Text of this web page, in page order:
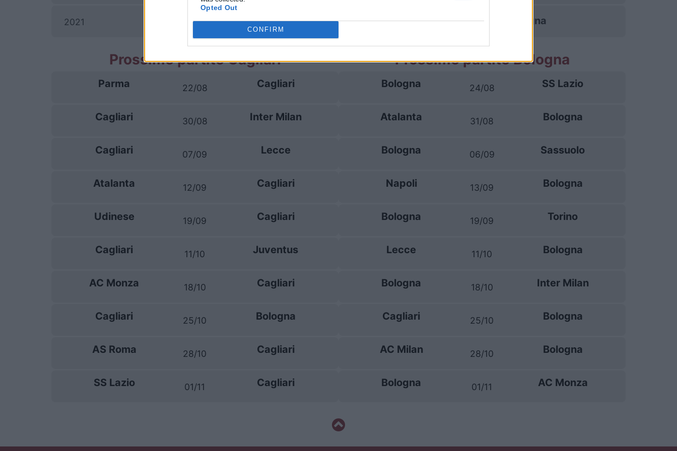
Opted Out
CONFIRM
2021 Cagliari 1-0 Bologna
Prossime partite Cagliari
Parma 22/08 Cagliari
Cagliari 30/08 Inter Milan
Cagliari 07/09 Lecce
Atalanta 12/09 Cagliari
Udinese 19/09 Cagliari
Cagliari 11/10 Juventus
AC Monza 18/10 Cagliari
Cagliari 25/10 Bologna
AS Roma 28/10 Cagliari
SS Lazio 01/11 Cagliari
Prossime partite Bologna
Bologna 24/08 SS Lazio
Atalanta 31/08 Bologna
Bologna 06/09 Sassuolo
Napoli 13/09 Bologna
Bologna 19/09 Torino
Lecce 11/10 Bologna
Bologna 18/10 Inter Milan
Cagliari 25/10 Bologna
AC Milan 28/10 Bologna
Bologna 01/11 AC Monza